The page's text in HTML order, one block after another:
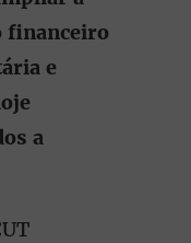
financeiro
e
a